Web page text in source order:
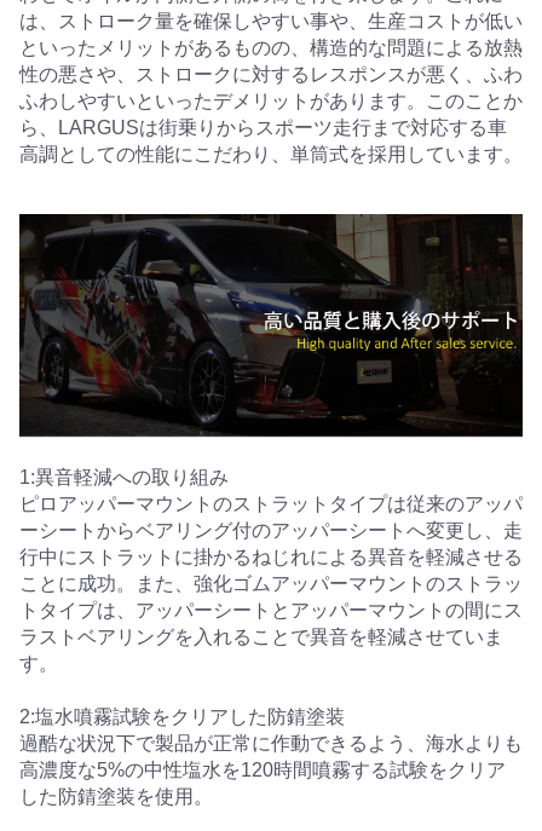
は、ストローク量を確保しやすい事や、生産コストが低い
といったメリットがあるものの、構造的な問題による放熱
性の悪さや、ストロークに対するレスポンスが悪く、ふわ
ふわしやすいといったデメリットがあります。このことか
ら、LARGUSは街乗りからスポーツ走行まで対応する車
高調としての性能にこだわり、単筒式を採用しています。
1:異音軽減への取り組み
ピロアッパーマウントのストラットタイプは従来のアッパ
ーシートからベアリング付のアッパーシートへ変更し、走
行中にストラットに掛かるねじれによる異音を軽減させる
ことに成功。また、強化ゴムアッパーマウントのストラッ
トタイプは、アッパーシートとアッパーマウントの間にス
ラストベアリングを入れることで異音を軽減させていま
す。
2:塩水噴霧試験をクリアした防錆塗装
過酷な状況下で製品が正常に作動できるよう、海水よりも
高濃度な5%の中性塩水を120時間噴霧する試験をクリア
した防錆塗装を使用。